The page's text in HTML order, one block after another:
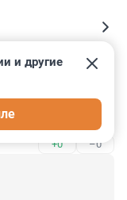
Это в
+0 –0
и другие